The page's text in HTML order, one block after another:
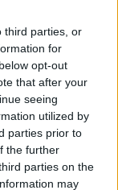
third parties, or
for
opt-out
that after your
seeing
utilized by
parties prior to
the further
parties on the
may
00:00:30
moterų ir